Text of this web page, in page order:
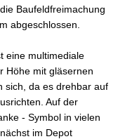
Baufeldfreimachung
abgeschlossen.
eine multimediale
Höhe mit gläsernen
sich, da es drehbar auf
Auf der
- Symbol in vielen
im Depot